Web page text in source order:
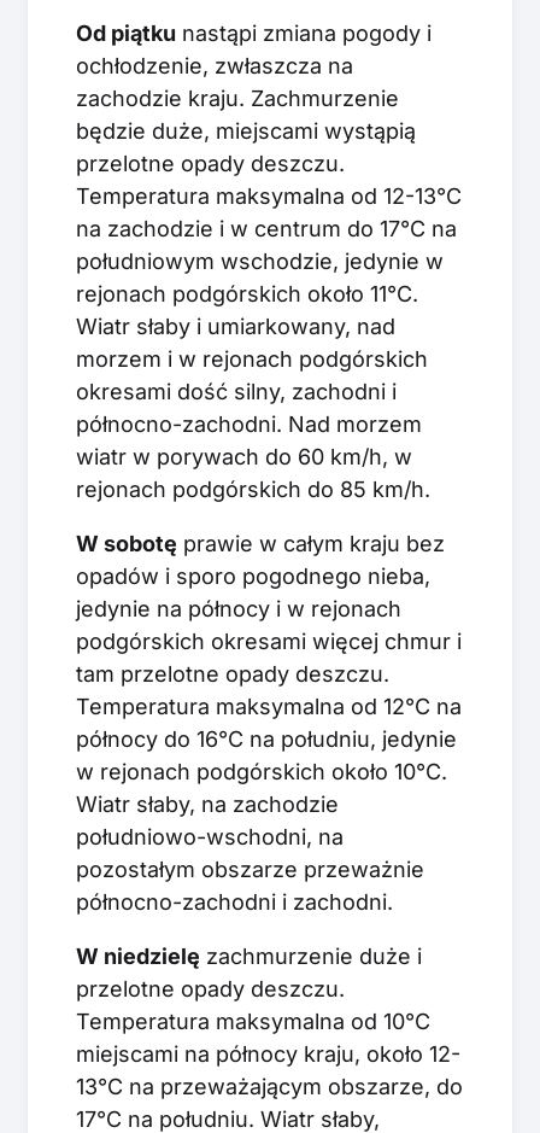
Od piątku nastąpi zmiana pogody i
ochłodzenie, zwłaszcza na
zachodzie kraju. Zachmurzenie
będzie duże, miejscami wystąpią
przelotne opady deszczu.
Temperatura maksymalna od 12-13°C
na zachodzie i w centrum do 17°C na
południowym wschodzie, jedynie w
rejonach podgórskich około 11°C.
Wiatr słaby i umiarkowany, nad
morzem i w rejonach podgórskich
okresami dość silny, zachodni i
północno-zachodni. Nad morzem
wiatr w porywach do 60 km/h, w
rejonach podgórskich do 85 km/h.
W sobotę prawie w całym kraju bez
opadów i sporo pogodnego nieba,
jedynie na północy i w rejonach
podgórskich okresami więcej chmur i
tam przelotne opady deszczu.
Temperatura maksymalna od 12°C na
północy do 16°C na południu, jedynie
w rejonach podgórskich około 10°C.
Wiatr słaby, na zachodzie
południowo-wschodni, na
pozostałym obszarze przeważnie
północno-zachodni i zachodni.
W niedzielę zachmurzenie duże i
przelotne opady deszczu.
Temperatura maksymalna od 10°C
miejscami na północy kraju, około 12-
13°C na przeważającym obszarze, do
17°C na południu. Wiatr słaby,